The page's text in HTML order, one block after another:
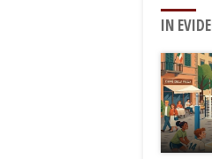
IN